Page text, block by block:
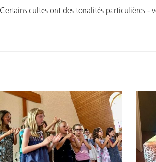
Certains cultes ont des tonalités particulières -